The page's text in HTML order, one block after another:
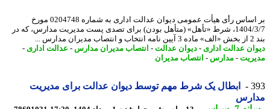
بر اساس رأی هیأت عمومی دیوان عدالت اداری به شماره 0204748 مورخ
1404/3/7، شرط «تأهل» (متأهل بودن) برای تصدی پست مدیریت مدارس، که در
عدالت اداری- دیوان عدالت-انتصاب مدیران مدارس -عدالت اداری-
-مدارس -انتصاب مدیران
ابطال یک شرط مهم توسط دیوان عدالت برای مدیریت